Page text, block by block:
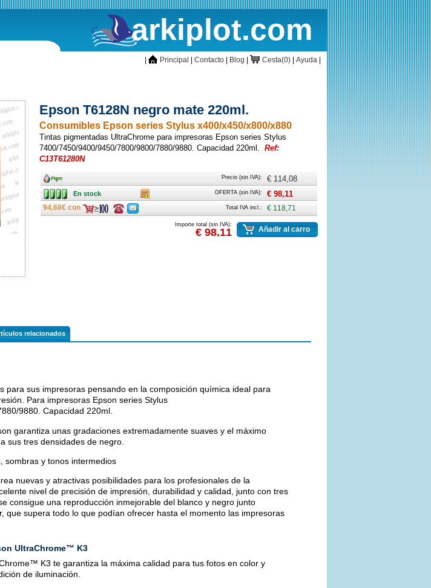
arkiplot.com
inicioPrincipal Contacto Blog CestaCesta(0) Ayuda
Epson T6128N negro mate 220ml.
Consumibles Epson series Stylus x400/x450/x800/x880
Tintas pigmentadas UltraChrome para impresoras Epson series Stylus
7400/7450/9400/9450/7800/9800/7880/9880. Capacidad 220ml. Ref:
C13T61280N
Ancho Precio (sin IVA): € 114,08
En stock En stock Caja OFERTA (sin IVA): € 98,11
94,68€ con
Consulte
ofertas
Consulte
ofertas
Total IVA incl.: € 118,71
Importe total (sin IVA):
€ 98,11 Añadir al carro
relacionados
para sus impresoras pensando en la composición química ideal para
Para impresoras Epson series Stylus
9880. Capacidad 220ml.
garantiza unas gradaciones extremadamente suaves y el máximo
sus tres densidades de negro.
sombras y tonos intermedios
nuevas y atractivas posibilidades para los profesionales de la
nivel de precisión de impresión, durabilidad y calidad, junto con tres
consigue una reproducción inmejorable del blanco y negro junto
que supera todo lo que podían ofrecer hasta el momento las impresoras
UltraChrome™ K3
K3 te garantiza la máxima calidad para tus fotos en color y
de iluminación.